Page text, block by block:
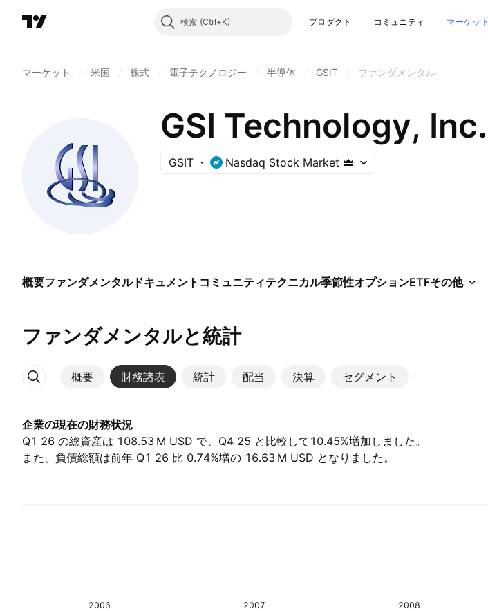
検索 プロダクト コミュニティ マーケット
マーケット 米国 株式 電子テクノロジー 半導体 GSIT ファンダメンタル
GSI Technology, Inc.
GSIT Nasdaq Stock Market
概要ファンダメンタルドキュメント コミュニティテクニカル季節性オプションETFその他
ファンダメンタルと統計
概要 財務諸表 統計 配当 決算 セグメント
その他
企業の現在の財務状況
Q1 26 の総資産は ‪108.53 M‬ USD で、Q4 25 と比較して10.45%増加しました。
また、負債総額は前年 Q1 26 比 0.74%増の ‪16.63 M‬ USD となりました。
2006 2007 2008